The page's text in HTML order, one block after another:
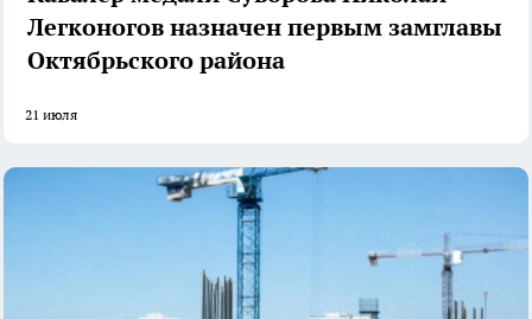
Легконогов назначен первым замглавы
Октябрьского района
21 июля